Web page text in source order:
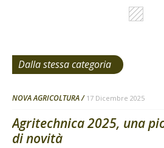
Dalla stessa categoria
NOVA AGRICOLTURA 17 Dicembre 2025
Agritechnica 2025, una
di novità